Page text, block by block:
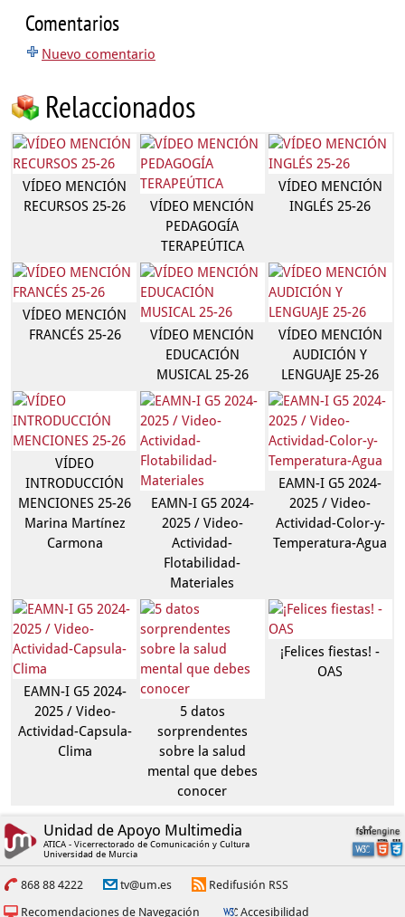
Comentarios
Nuevo comentario
Relaccionados
VÍDEO MENCIÓN
RECURSOS 25-26
VÍDEO MENCIÓN
PEDAGOGÍA
TERAPEÚTICA
VÍDEO MENCIÓN
INGLÉS 25-26
VÍDEO MENCIÓN
FRANCÉS 25-26
VÍDEO MENCIÓN
EDUCACIÓN
MUSICAL 25-26
VÍDEO MENCIÓN
AUDICIÓN Y
LENGUAJE 25-26
VÍDEO
INTRODUCCIÓN
MENCIONES 25-26
Marina Martínez
Carmona
EAMN-I G5 2024-
2025 / Video-
Actividad-
Flotabilidad-
Materiales
EAMN-I G5 2024-
2025 / Video-
Actividad-Color-y-
Temperatura-Agua
EAMN-I G5 2024-
2025 / Video-
Actividad-Capsula-
Clima
5 datos
sorprendentes
sobre la salud
mental que debes
conocer
¡Felices fiestas! -
OAS
Unidad de Apoyo Multimedia
ATICA - Vicerrectorado de Comunicación y Cultura
Universidad de Murcia
868 88 4222 tv@um.es
Redifusión RSS
Recomendaciones de Navegación
Accesibilidad